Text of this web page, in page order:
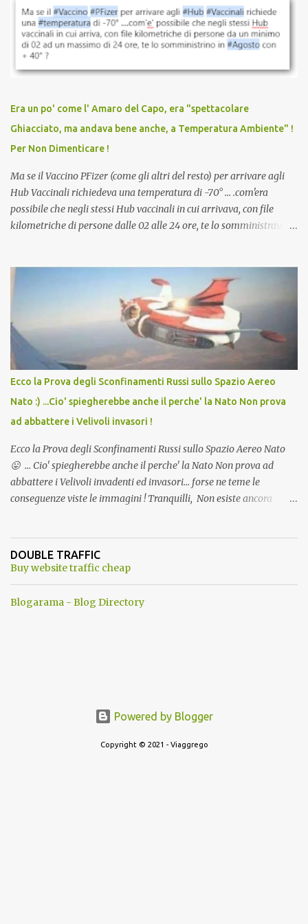
sconti, incentivi per vaccinarsi. Non avevamo mai visto
discriminazioni per coloro che non l’hanno fatto. Se non sei stato
vaccinato, nessuno aveva prima cercato di farti sentire una
persona cattiva. Non avevamo mai visto un vaccino che minacci le
vaccino usato per minacciare i mezzi di sussistenza, il lavoro o la
scuola. Non avevamo mai visto un vaccino che permettesse a un
dodicenne di ignorare il consenso dei genitori. Dopo tutti i vaccini
che abbiamo elencato sopra...
Era un po' come l' Amaro del Capo, era "spettacolare
Ghiacciato, ma andava bene anche, a Temperatura Ambiente" !
Per Non Dimenticare !
Ma se il Vaccino PFizer (come gli altri del resto) per arrivare agli
Hub Vaccinali richiedeva una temperatura di -70° ... .com'era
possibile che negli stessi Hub vaccinali in cui arrivava, con file
kilometriche di persone dalle 02 alle 24 ore, te lo somministravano
Vaccino come: l' Amaro del Capo, era "spettacolare Ghiacciato, ma
andava bene anche, a Temperatura Ambiente"! Riproponiamo
l'articolo per NON Dimenticare!
Ecco la Prova degli Sconfinamenti Russi sullo Spazio Aereo
Nato :) ...Cio' spiegherebbe anche il perche' la Nato Non prova
ad abbattere i Velivoli invasori !
Ecco la Prova degli Sconfinamenti Russi sullo Spazio Aereo Nato
😛 ... Cio' spiegherebbe anche il perche' la Nato Non prova ad
abbattere i Velivoli invadenti ed invasori... forse ne teme le
conseguenze viste le immagini ! Tranquilli, Non esiste ancora
ancora una fantasia Nato o forse una "False Flag", per provocare
una guerra mondiale che difficilmente da menti sane, potrebbe
DOUBLE TRAFFIC
Buy website traffic cheap
Blogarama - Blog Directory
Powered by Blogger
Copyright © 2021 - Viaggrego